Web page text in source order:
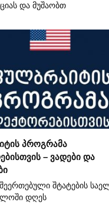
და მუშაობთ
პროგრამა
– ვადები და
შეერთებული შტატების
დღეს